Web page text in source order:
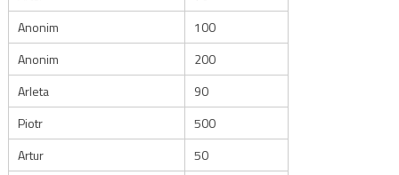
Anonim
100
Anonim
200
Arleta
90
Piotr
500
Artur
50